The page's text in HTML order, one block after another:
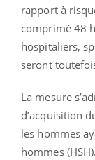
rapport à
comprimé 48
hospitaliers,
seront
La mesure
d’acquisition
les hommes
hommes